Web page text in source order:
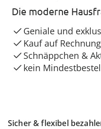
Sicher & flexibel
Die moderne
Geniale und
Kauf auf
Schnäppchen &
kein